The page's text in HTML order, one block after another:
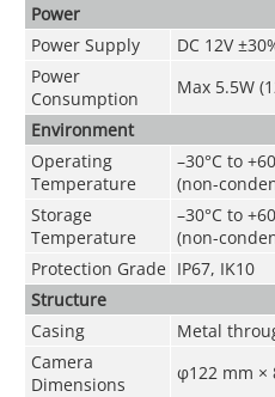
Power
Power Supply
DC 12V
Power
Consumption
Max 5.5W
Environment
Operating
Temperature
–30°C to
(non-
Storage
Temperature
–30°C to
(non-
Protection Grade IP67, IK10
Structure
Casing
Metal
Camera
Dimensions
φ122 mm ×